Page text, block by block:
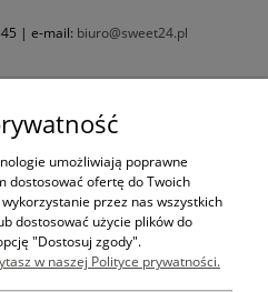
| e-mail: biuro@sweet24.pl
umożliwiają poprawne
dostosować ofertę do Twoich
przez nas wszystkich
dostosować użycie plików do
"Dostosuj zgody".
w naszej Polityce prywatności.